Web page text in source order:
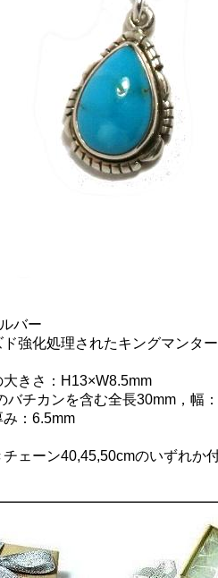
バー
ド強化処理されたキングマンタ
大きさ：H13×W8.5mm
バチカンを含む全長30mm，幅
：6.5mm
ェーン40,45,50cmのいずれか